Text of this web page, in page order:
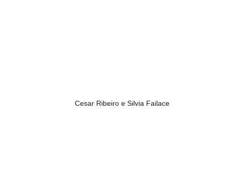
Cesar Ribeiro e Silvia Failace